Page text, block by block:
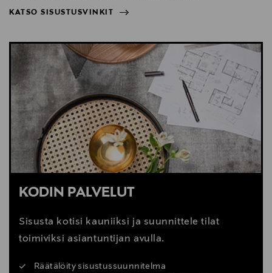
KATSO SISUSTUSVINKIT
KATSO SISUSTUSVINKIT
KODIN PALVELUT
Sisusta kotisi kauniiksi ja suunnittele tilat
toimiviksi asiantuntijan avulla.
Räätälöity sisustussuunnitelma